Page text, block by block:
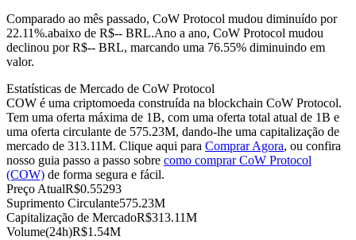
Futuros usando USDC como garantia
Copiar Trading
Junte-se aos principais traders
Comparado ao mês passado, CoW Protocol mudou diminuído por
22.11%.abaixo de R$-- BRL.Ano a ano, CoW Protocol mudou
declinou por R$-- BRL, marcando uma 76.55% diminuindo em
valor.
Estatísticas de Mercado de CoW Protocol
COW é uma criptomoeda construída na blockchain CoW Protocol.
Tem uma oferta máxima de 1B, com uma oferta total atual de 1B e
uma oferta circulante de 575.23M, dando-lhe uma capitalização de
mercado de 313.11M. Clique aqui para Comprar Agora, ou confira
nosso guia passo a passo sobre como comprar CoW Protocol
(COW) de forma segura e fácil.
Preço AtualR$0.55293
Suprimento Circulante575.23M
Capitalização de MercadoR$313.11M
Volume(24h)R$1.54M